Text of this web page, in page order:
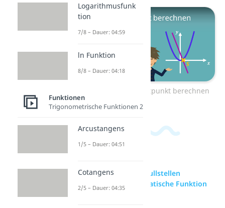
zum Video: Schnittpunkt berechnen
zur Videoseite: Nullstellen
berechnen quadratische Funktion
Logarithmusfunk
tion
7/8 – Dauer: 04:59
ln Funktion
8/8 – Dauer: 04:18
Funktionen
Trigonometrische Funktionen 2
Arcustangens
1/5 – Dauer: 04:51
Cotangens
2/5 – Dauer: 04:35